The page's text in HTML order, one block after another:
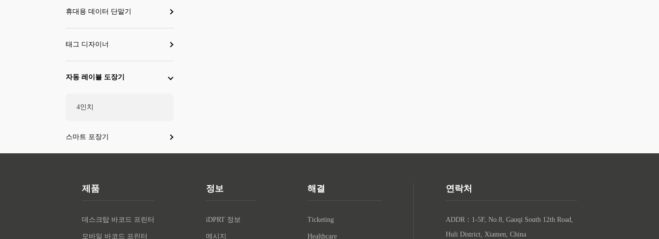
휴대용 데이터 단말기
태그 디자이너
자동 레이블 도장기
4인치
스마트 포장기
제품
데스크탑 바코드 프린터
모바일 바코드 프린터
정보
iDPRT 정보
메시지
해결
Ticketing
Healthcare
연락처
ADDR：1-5F, No.8, Gaoqi South 12th Road,
Huli District, Xiamen, China